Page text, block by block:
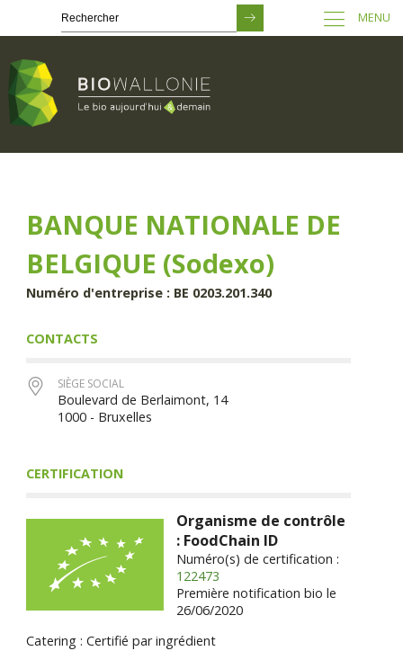
principal
MENU
BANQUE NATIONALE DE
BELGIQUE (Sodexo)
Numéro d'entreprise : BE 0203.201.340
CONTACTS
SIÈGE SOCIAL
Boulevard de Berlaimont, 14
1000 - Bruxelles
CERTIFICATION
Organisme de contrôle
: FoodChain ID
Numéro(s) de certification :
122473
Première notification bio le
26/06/2020
Catering : Certifié par ingrédient